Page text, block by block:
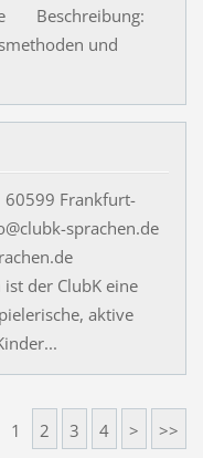
Beschreibung:
und
Frankfurt-
sprachen.de
der ClubK eine
aktive
1 2 3 4 > >>